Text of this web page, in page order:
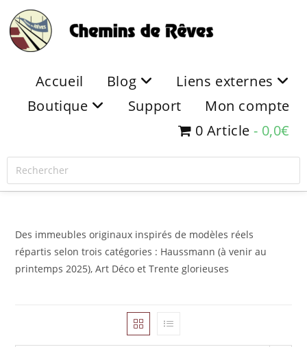
Accueil Blog
Liens externes
Boutique
Support
Mon compte
0 Article
0,0€
Des immeubles originaux inspirés de modèles réels
répartis selon trois catégories : Haussmann (à venir au
printemps 2025), Art Déco et Trente glorieuses